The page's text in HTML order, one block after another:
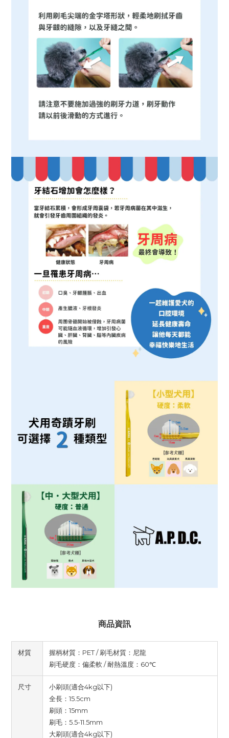
商品資訊
材質
握柄材質：PET / 刷毛材質：尼龍
刷毛硬度：偏柔軟 / 耐熱溫度：60℃
尺寸
小刷頭(適合4kg以下)
全長：15.5cm
刷頭：15mm
刷毛：5.5-11.5mm
大刷頭(適合4kg以下)